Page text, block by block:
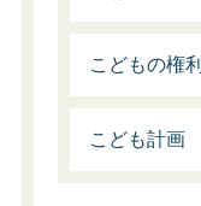
こどもの権利
こども計画